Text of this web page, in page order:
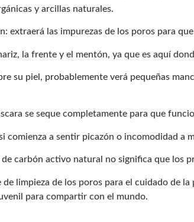
y arcillas naturales.
extraerá las impurezas de los poros para
la frente y el mentón, ya que es aquí
su piel, probablemente verá pequeñas
se seque completamente para que
comienza a sentir picazón o incomodidad a
carbón activo natural no significa que los
limpieza de los poros para el cuidado de la
para compartir con el mundo.